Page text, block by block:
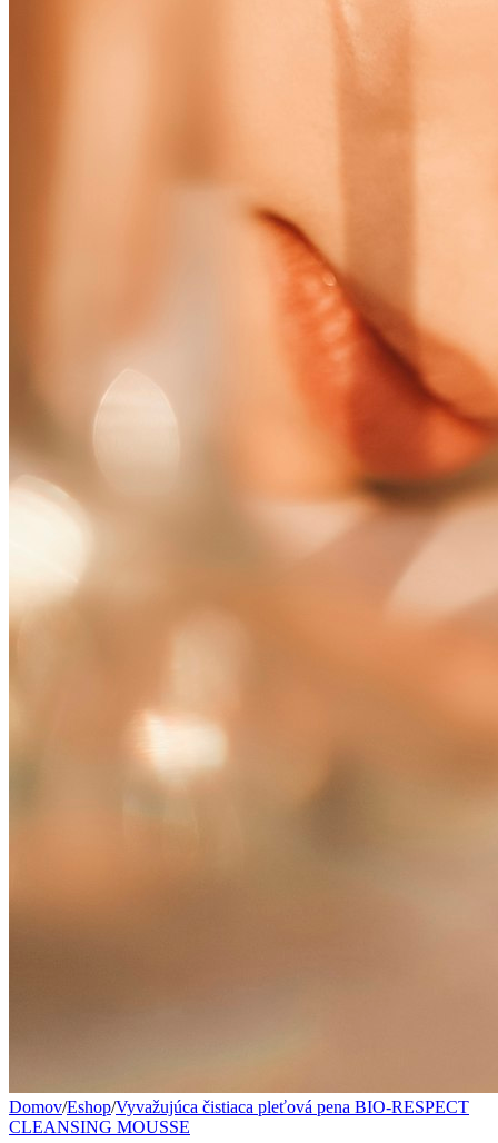
Domov/Eshop/Vyvažujúca čistiaca pleťová pena BIO-RESPECT
CLEANSING MOUSSE